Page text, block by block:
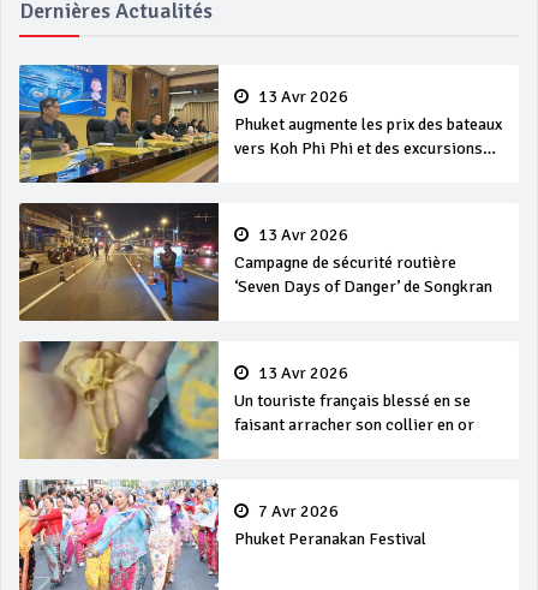
Dernières Actualités
13 Avr 2026
Phuket augmente les prix des bateaux
vers Koh Phi Phi et des excursions
13 Avr 2026
Campagne de sécurité routière
‘Seven Days of Danger’ de Songkran
13 Avr 2026
Un touriste français blessé en se
faisant arracher son collier en or
7 Avr 2026
Phuket Peranakan Festival